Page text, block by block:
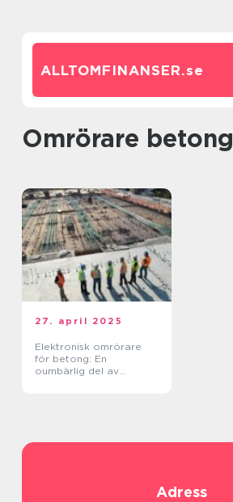
ALLTOMFINANSER.se
omrörare betong
27. april 2025
Elektronisk omrörare
för betong: En
oumbärlig del av
Adress